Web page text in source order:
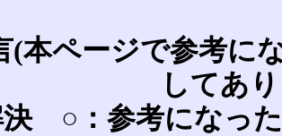
(本ページで参考に
してあ
○：参考になっ